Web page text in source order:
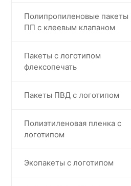
Полипропиленовые пакеты
ПП с клеевым клапаном
Пакеты с логотипом
флексопечать
Пакеты ПВД с логотипом
Полиэтиленовая пленка с
логотипом
Экопакеты с логотипом